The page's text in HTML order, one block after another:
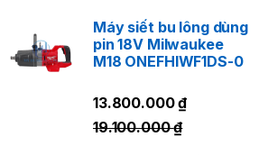
Máy siết bu lông dùng
pin 18V Milwaukee
M18 ONEFHIWF1DS-0
13.800.000₫
19.100.000₫